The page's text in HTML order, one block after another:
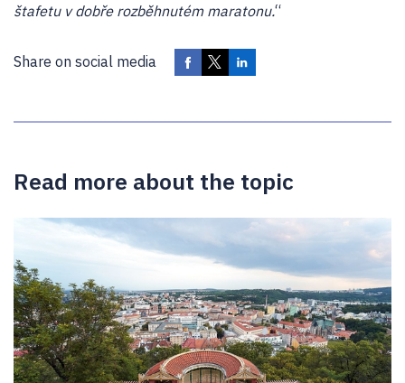
štafetu v dobře rozběhnutém maratonu.“
Share on social media
Read more about the topic